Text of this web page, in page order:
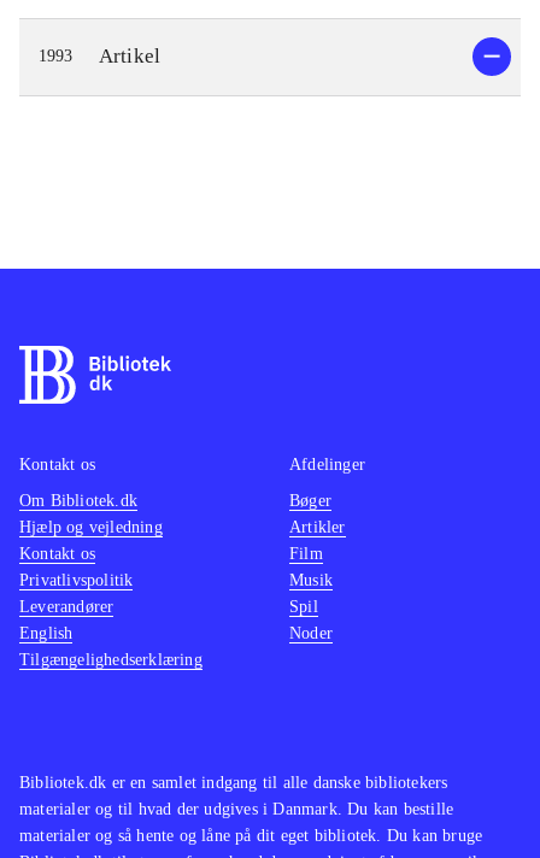
1993 Artikel
Bibliotek.dk er en samlet indgang til alle danske bibliotekers
materialer og til hvad der udgives i Danmark. Du kan bestille
materialer og så hente og låne på dit eget bibliotek. Du kan bruge
Kontakt os
Om Bibliotek.dk
Hjælp og vejledning
Kontakt os
Privatlivspolitik
Leverandører
English
Tilgængelighedserklæring
Afdelinger
Bøger
Artikler
Film
Musik
Spil
Noder